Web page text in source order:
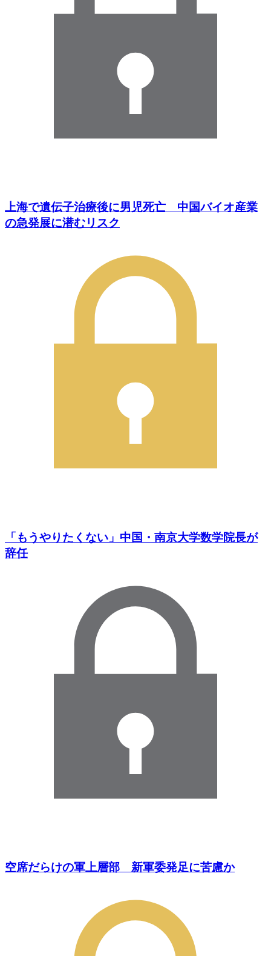
上海で遺伝子治療後に男児死亡 中国バイオ産業
の急発展に潜むリスク
「もうやりたくない」中国・南京大学数学院長が
辞任
空席だらけの軍上層部 新軍委発足に苦慮か